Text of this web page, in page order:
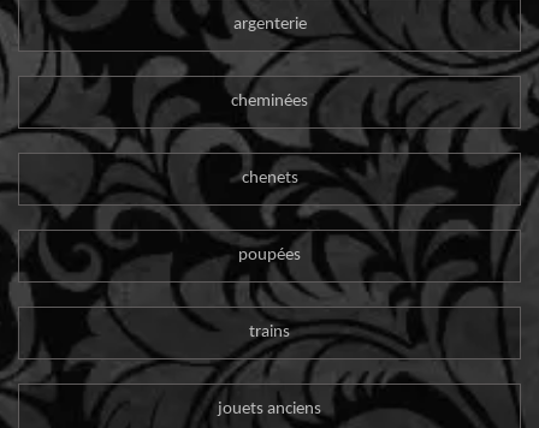
argenterie
cheminées
chenets
poupées
trains
jouets anciens